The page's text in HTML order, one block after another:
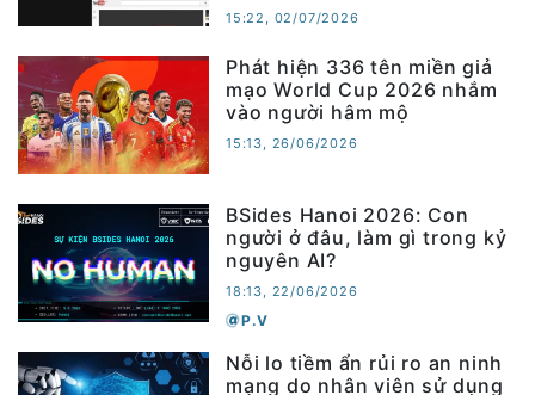
15:22, 02/07/2026
Phát hiện 336 tên miền giả
mạo World Cup 2026 nhắm
vào người hâm mộ
15:13, 26/06/2026
BSides Hanoi 2026: Con
người ở đâu, làm gì trong kỷ
nguyên AI?
18:13, 22/06/2026
P.V
Nỗi lo tiềm ẩn rủi ro an ninh
mạng do nhân viên sử dụng